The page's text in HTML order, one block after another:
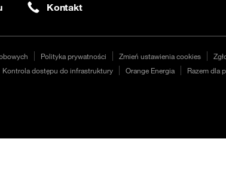
Kontakt
Polityka prywatności Zmień ustawienia cookies
Kontrola dostępu do infrastruktury Orange Energia Razem dla